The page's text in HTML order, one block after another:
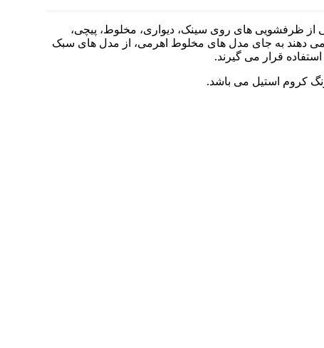
از ظرفشویی های روی سینک، دیواری، مخلوط، پیچی،
می دهند به جای مدل های مخلوط اهرمی، از مدل های سبک
قرار می گیرند.